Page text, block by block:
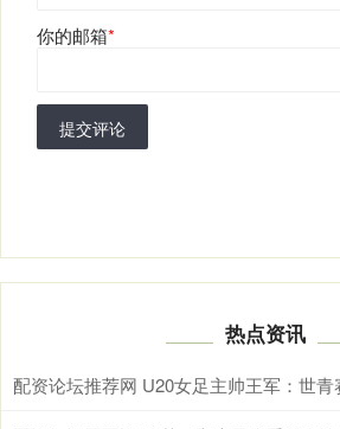
你的邮箱*
提交评论
热点资讯